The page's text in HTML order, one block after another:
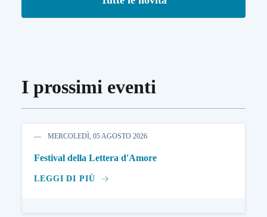
I prossimi eventi
MERCOLEDÌ, 05 AGOSTO 2026
Festival della Lettera d'Amore
LEGGI DI PIÙ